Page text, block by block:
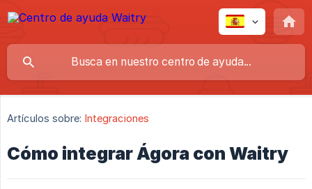
Artículos sobre: Integraciones
Cómo integrar Ágora con Waitry